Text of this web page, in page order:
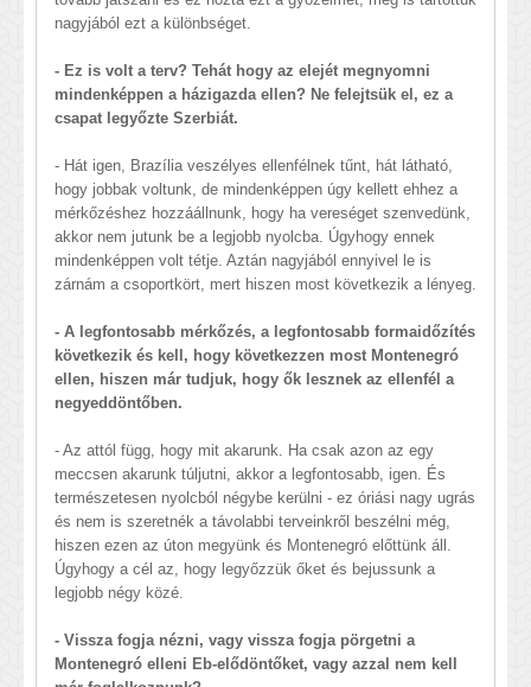
nagyjából ezt a különbséget.
- Ez is volt a terv? Tehát hogy az elejét megnyomni
mindenképpen a házigazda ellen? Ne felejtsük el, ez a
csapat legyőzte Szerbiát.
- Hát igen, Brazília veszélyes ellenfélnek tűnt, hát látható,
hogy jobbak voltunk, de mindenképpen úgy kellett ehhez a
mérkőzéshez hozzáállnunk, hogy ha vereséget szenvedünk,
akkor nem jutunk be a legjobb nyolcba. Úgyhogy ennek
mindenképpen volt tétje. Aztán nagyjából ennyivel le is
zárnám a csoportkört, mert hiszen most következik a lényeg.
- A legfontosabb mérkőzés, a legfontosabb formaidőzítés
következik és kell, hogy következzen most Montenegró
ellen, hiszen már tudjuk, hogy ők lesznek az ellenfél a
negyeddöntőben.
- Az attól függ, hogy mit akarunk. Ha csak azon az egy
meccsen akarunk túljutni, akkor a legfontosabb, igen. És
természetesen nyolcból négybe kerülni - ez óriási nagy ugrás
és nem is szeretnék a távolabbi terveinkről beszélni még,
hiszen ezen az úton megyünk és Montenegró előttünk áll.
Úgyhogy a cél az, hogy legyőzzük őket és bejussunk a
legjobb négy közé.
- Vissza fogja nézni, vagy vissza fogja pörgetni a
Montenegró elleni Eb-elődöntőket, vagy azzal nem kell